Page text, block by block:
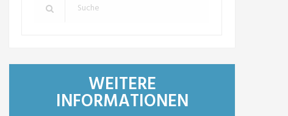
WEITERE
INFORMATIONEN